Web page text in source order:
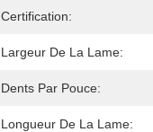
Certification:
Largeur De La Lame:
Dents Par Pouce:
Longueur De La Lame: